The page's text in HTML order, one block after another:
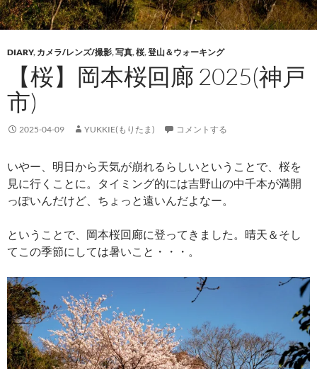
DIARY, カメラ/レンズ/撮影,写真,桜,登山＆ウォーキング
【桜】岡本桜回廊 2025(神戸
市)
2025-04-09 YUKKIE(もりたま) コメントする
いやー、明日から天気が崩れるらしいということで、桜を
見に行くことに。タイミング的には吉野山の中千本が満開
っぽいんだけど、ちょっと遠いんだよなー。
ということで、岡本桜回廊に登ってきました。晴天＆そし
てこの季節にしては暑いこと・・・。